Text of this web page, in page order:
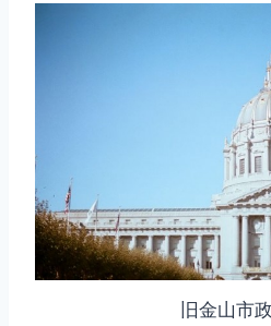
旧金山市